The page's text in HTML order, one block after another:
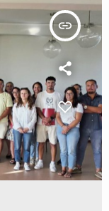
insert_link